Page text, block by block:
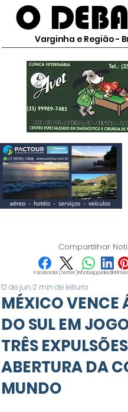
O
Varginha e Região -
Compartilhar
FacebookX (Twitter)WhatsAppLinkedIn
MÉXICO VENCE
DO SUL EM
TRÊS
ABERTURA DA
MUNDO
12 de jun.2 min de leitura